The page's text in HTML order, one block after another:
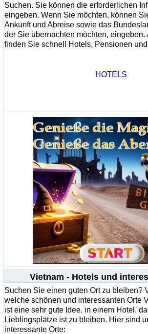
Suchen. Sie können die erforderlichen
eingeben. Wenn Sie möchten, können
Ankunft und Abreise sowie das
der Sie übernachten möchten, eingeben.
finden Sie schnell Hotels, Pensionen
HOTELS
Vietnam - Hotels und
Suchen Sie einen guten Ort zu bleiben?
welche schönen und interessanten Orte
ist eine sehr gute Idee, in einem Hotel,
Lieblingsplätze ist zu bleiben. Hier sind
interessante Orte: